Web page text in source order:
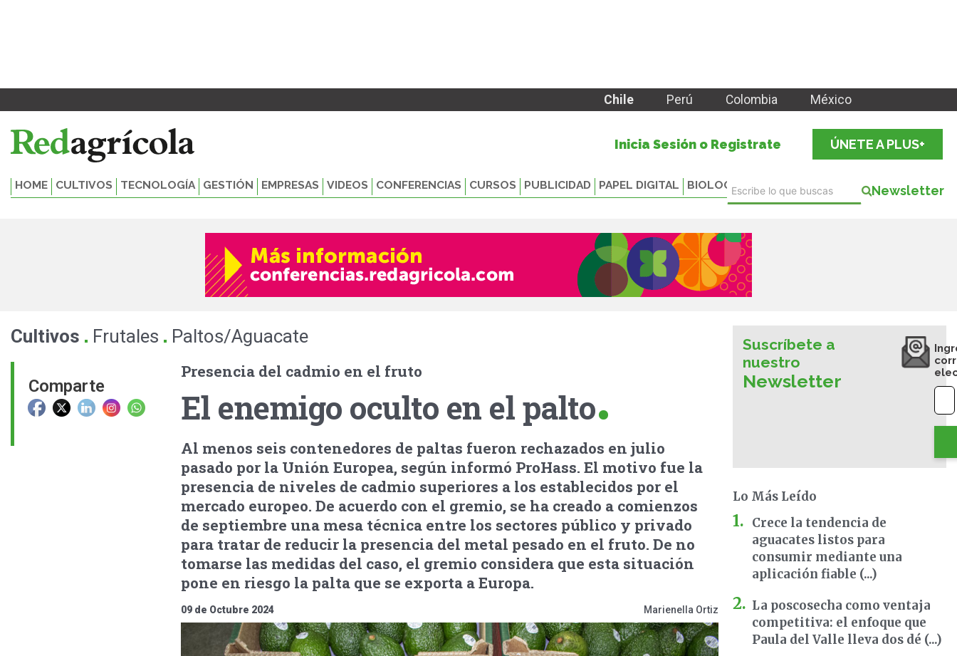
Chile Perú Colombia México
Inicia Sesión o Registrate ÚNETE A PLUS+
HOME CULTIVOS TECNOLOGÍA GESTIÓN EMPRESAS VIDEOS CONFERENCIAS CURSOS PUBLICIDAD PAPEL DIGITAL BIOLOGICALS Newsletter
Cultivos . Frutales . Paltos/Aguacate
Comparte
Presencia del cadmio en el fruto
El enemigo oculto en el palto
Al menos seis contenedores de paltas fueron rechazados en julio
pasado por la Unión Europea, según informó ProHass. El motivo fue la
presencia de niveles de cadmio superiores a los establecidos por el
mercado europeo. De acuerdo con el gremio, se ha creado a comienzos
de septiembre una mesa técnica entre los sectores público y privado
para tratar de reducir la presencia del metal pesado en el fruto. De no
tomarse las medidas del caso, el gremio considera que esta situación
pone en riesgo la palta que se exporta a Europa.
09 de Octubre 2024 Marienella Ortiz
Suscríbete a
nuestro
Newsletter
Lo Más Leído
Crece la tendencia de
aguacates listos para
consumir mediante una
aplicación fiable (...)
La poscosecha como ventaja
competitiva: el enfoque que
Paula del Valle lleva dos dé (...)